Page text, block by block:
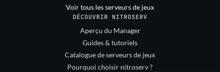
Voir tous les serveurs de jeux
DÉCOUVRIR NITROSERV
Aperçu du Manager
Guides & tutoriels
Catalogue de serveurs de jeux
Pourquoi choisir nitroserv ?